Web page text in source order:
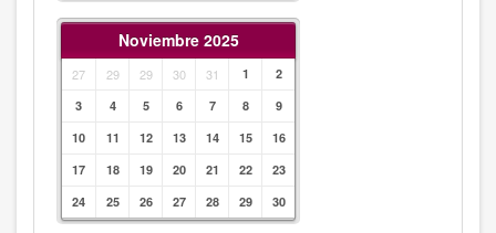
Noviembre 2025
27 29 29 30 31 1
2
3
4 5 6 7 8
9
10
11 12 13 14 15
16
17
18 19 20 21 22
23
24
25 26 27 28 29 30